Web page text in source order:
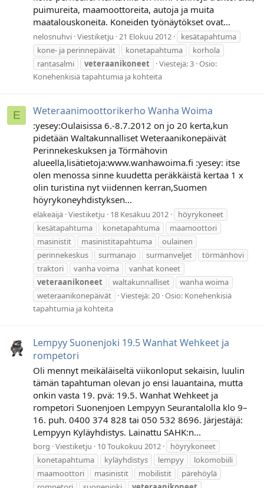
puimureita, maamoottoreita, autoja ja muita
maatalouskoneita. Koneiden työnäytökset ovat...
nelosnuhvi Viestiketju 21 Elokuu 2012
kesätapahtuma
kone- ja perinnepäivät
konetapahtuma
korhola
rantasalmi
veteraanikoneet Viestejä: 3 Osio:
Konehenkisiä tapahtumia ja kohteita
E Weteraanimoottorikerho Wanha Woima
:yesey:Oulaisissa 6.-8.7.2012 on jo 20 kerta,kun
pidetään Waltakunnalliset Weteraanikonepäivät
Perinnekeskuksen ja Törmähovin
alueella,lisätietoja:www.wanhawoima.fi :yesey: itse
olen menossa sinne kuudetta peräkkäistä kertaa 1 x
olin turistina nyt viidennen kerran,Suomen
höyrykoneyhdistyksen...
eläkeäijä Viestiketju 18 Kesäkuu 2012
höyrykoneet
kesätapahtuma
konetapahtuma
maamoottori
masinistit
masinistitapahtuma
oulainen
perinnekeskus
surmanajo surmanveljet
törmänhovi
traktori
vanha voima
vanhat koneet
veteraanikoneet
waltakunnalliset
wanha woima
weteraanikonepäivät
Viestejä: 20 Osio: Konehenkisiä
tapahtumia ja kohteita
Lempyy Suonenjoki 19.5 Wanhat Wehkeet ja
rompetori
Oli mennyt meikäläiseltä viikonloput sekaisin, luulin
tämän tapahtuman olevan jo ensi lauantaina, mutta
onkin vasta 19. pvä: 19.5. Wanhat Wehkeet ja
rompetori Suonenjoen Lempyyn Seurantalolla klo 9–
16. puh. 0400 374 828 tai 050 532 8696. Järjestäjä:
Lempyyn Kyläyhdistys. Lainattu SAHK:n...
borg Viestiketju 10 Toukokuu 2012
höyrykoneet
konetapahtuma
kyläyhdistys lempyy
lokomobiili
maamoottori
masinistit mobilistit
pärehöylä